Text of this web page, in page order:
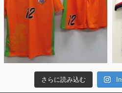
さらに読み込む